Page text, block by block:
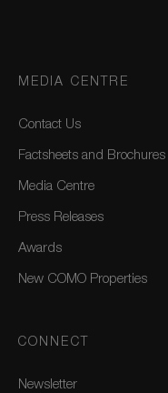
MEDIA CENTRE
Contact Us
Factsheets and Brochures
Media Centre
Press Releases
Awards
New COMO Properties
CONNECT
Newsletter